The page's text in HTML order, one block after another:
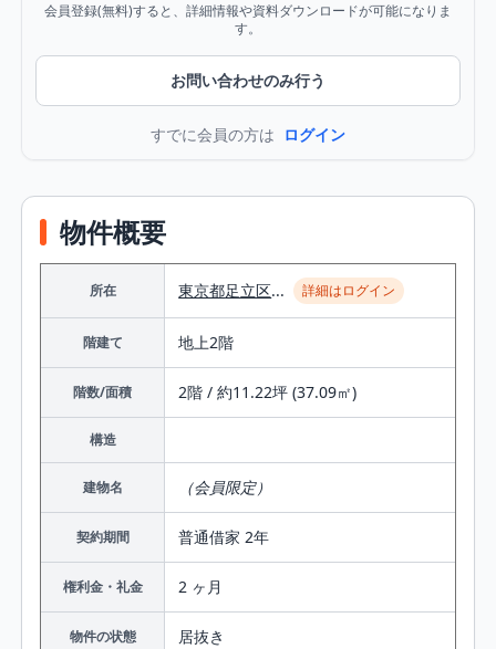
会員登録(無料)すると、詳細情報や資料ダウンロードが可能になりま
す。
お問い合わせのみ行う
すでに会員の方は ログイン
物件概要
所在 東京都足立区... 詳細はログイン
階建て 地上2階
階数/面積 2階 / 約11.22坪 (37.09㎡)
構造
建物名 （会員限定）
契約期間 普通借家 2年
権利金・礼金 2 ヶ月
物件の状態 居抜き